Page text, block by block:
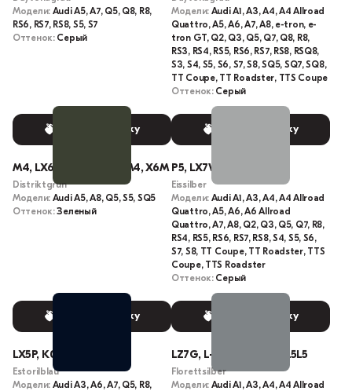
Модели: Audi A5, A7, Q5, Q8, R8,
RS6, RS7, RS8, S5, S7
Оттенок: Серый
Выбрать краску
Модели: Audi A1, A3, A4, A4 Allroad
Quattro, A5, A6, A7, A8, e-tron, e-
tron GT, Q2, Q3, Q5, Q7, Q8, R8,
RS3, RS4, RS5, RS6, RS7, RS8, RSQ8,
S3, S4, S5, S6, S7, S8, SQ5, SQ7, SQ8,
TT Coupe, TT Roadster, TTS Coupe
Оттенок: Серый
Выбрать краску
M4, LX6M, L-X6M, M4M4, X6M
Distriktgrun
Модели: Audi A5, A8, Q5, S5, SQ5
Оттенок:Зеленый
Выбрать краску
P5, LX7W, P5P5, X7W
Eissilber
Модели: Audi A1, A3, A4, A4 Allroad
Quattro, A5, A6, A6 Allroad
Quattro, A7, A8, Q2, Q3, Q5, Q7, R8,
RS4, RS5, RS6, RS7, RS8, S4, S5, S6,
S7, S8, TT Coupe, TT Roadster, TTS
Coupe, TTS Roadster
Оттенок: Серый
Выбрать краску
LX5P, K0, X5P
Estorilblau
Модели: Audi A3, A6, A7, Q5, R8,
LZ7G, L-Z7G, L5, Z7G, L5L5
Florettsilber
Модели: Audi A1, A3, A4, A4 Allroad